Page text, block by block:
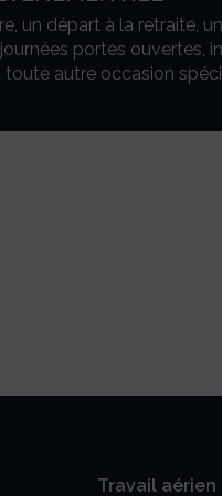
un départ à la retraite,
portes ouvertes,
toute autre occasion
Travail aérien